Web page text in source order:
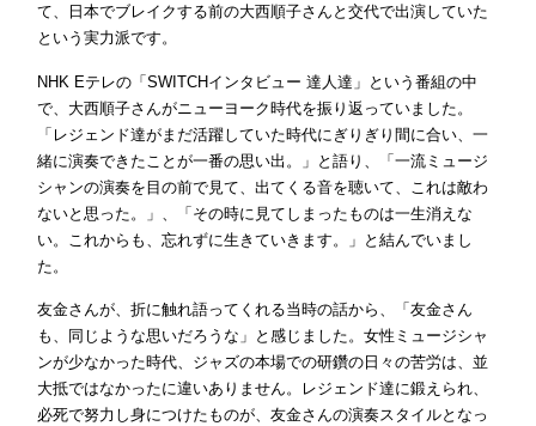
て、日本でブレイクする前の大西順子さんと交代で出演していた
という実力派です。
NHK Eテレの「SWITCHインタビュー 達人達」という番組の中
で、大西順子さんがニューヨーク時代を振り返っていました。
「レジェンド達がまだ活躍していた時代にぎりぎり間に合い、一
緒に演奏できたことが一番の思い出。」と語り、「一流ミュージ
シャンの演奏を目の前で見て、出てくる音を聴いて、これは敵わ
ないと思った。」、「その時に見てしまったものは一生消えな
い。これからも、忘れずに生きていきます。」と結んでいまし
た。
友金さんが、折に触れ語ってくれる当時の話から、「友金さん
も、同じような思いだろうな」と感じました。女性ミュージシャ
ンが少なかった時代、ジャズの本場での研鑽の日々の苦労は、並
大抵ではなかったに違いありません。レジェンド達に鍛えられ、
必死で努力し身につけたものが、友金さんの演奏スタイルとなっ